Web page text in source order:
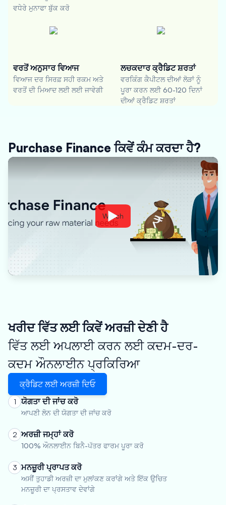
ਵਧੇਰੇ ਮੁਨਾਫਾ ਬੁੱਕ ਕਰੋ
ਵਰਤੋਂ ਅਨੁਸਾਰ ਵਿਆਜ
ਵਿਆਜ ਦਰ ਸਿਰਫ਼ ਸਹੀ ਰਕਮ ਅਤੇ
ਵਰਤੋਂ ਦੀ ਮਿਆਦ ਲਈ ਲਈ ਜਾਵੇਗੀ
ਲਚਕਦਾਰ ਕ੍ਰੈਡਿਟ ਸ਼ਰਤਾਂ
ਵਰਕਿੰਗ ਕੈਪੀਟਲ ਦੀਆਂ ਲੋੜਾਂ ਨੂੰ
ਪੂਰਾ ਕਰਨ ਲਈ 60-120 ਦਿਨਾਂ
ਦੀਆਂ ਕ੍ਰੈਡਿਟ ਸ਼ਰਤਾਂ
Purchase Finance ਕਿਵੇਂ ਕੰਮ ਕਰਦਾ ਹੈ?
Watch
ਖਰੀਦ ਵਿੱਤ ਲਈ ਕਿਵੇਂ ਅਰਜ਼ੀ ਦੇਣੀ ਹੈ
ਵਿੱਤ ਲਈ ਅਪਲਾਈ ਕਰਨ ਲਈ ਕਦਮ-ਦਰ-
ਕਦਮ ਔਨਲਾਈਨ ਪ੍ਰਕਿਰਿਆ
ਕ੍ਰੈਡਿਟ ਲਈ ਅਰਜ਼ੀ ਦਿਓ
1 ਯੋਗਤਾ ਦੀ ਜਾਂਚ ਕਰੋ
ਆਪਣੀ ਲੋਨ ਦੀ ਯੋਗਤਾ ਦੀ ਜਾਂਚ ਕਰੋ
2 ਅਰਜ਼ੀ ਜਮ੍ਹਾਂ ਕਰੋ
100% ਔਨਲਾਈਨ ਬਿਨੈ-ਪੱਤਰ ਫਾਰਮ ਪੂਰਾ ਕਰੋ
3 ਮਨਜ਼ੂਰੀ ਪ੍ਰਾਪਤ ਕਰੋ
ਅਸੀਂ ਤੁਹਾਡੀ ਅਰਜ਼ੀ ਦਾ ਮੁਲਾਂਕਣ ਕਰਾਂਗੇ ਅਤੇ ਇੱਕ ਉਚਿਤ
ਮਨਜ਼ੂਰੀ ਦਾ ਪ੍ਰਸਤਾਵ ਦੇਵਾਂਗੇ